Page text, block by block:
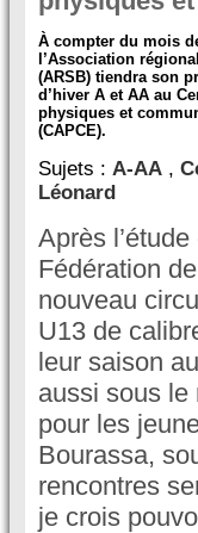
À compter du mois
l’Association
(ARSB) tiendra son
d’hiver A et AA au
physiques et
(CAPCE).
Sujets : A-AA ,
Léonard
Après
Fédération
nouveau
U13 de
leur saison
aussi sous le
pour les
Bourassa,
rencontres
je crois